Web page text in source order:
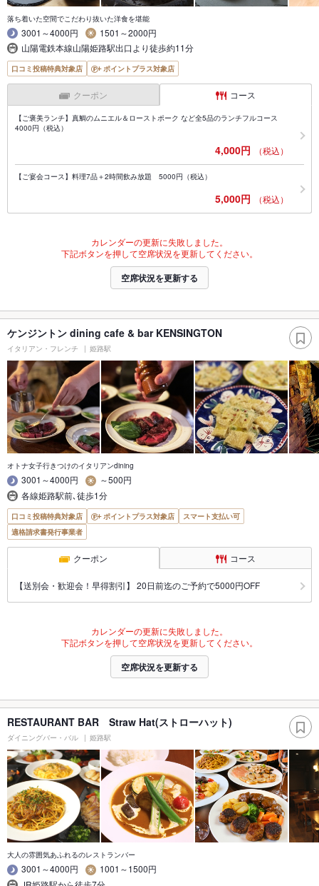
落ち着いた空間でこだわり抜いた洋食を堪能
3001～4000円
1501～2000円
山陽電鉄本線山陽姫路駅出口より徒歩約11分
口コミ投稿特典対象店 ポイントプラス対象店
クーポン コース
【ご褒美ランチ】真鯛のムニエル＆ローストポーク など全5品のランチフルコース
4000円（税込）
4,000円 （税込）
【ご宴会コース】料理7品＋2時間飲み放題 5000円（税込）
5,000円 （税込）
カレンダーの更新に失敗しました。
下記ボタンを押して空席状況を更新してください。
空席状況を更新する
ケンジントン dining cafe & bar KENSINGTON
イタリアン・フレンチ 姫路駅
オトナ女子行きつけのイタリアンdining
3001～4000円
～500円
各線姫路駅前､徒歩1分
口コミ投稿特典対象店 ポイントプラス対象店
スマート支払い可
適格請求書発行事業者
クーポン コース
【送別会・歓迎会！早得割引】 20日前迄のご予約で5000円OFF
カレンダーの更新に失敗しました。
下記ボタンを押して空席状況を更新してください。
空席状況を更新する
RESTAURANT BAR Straw Hat(ストローハット)
ダイニングバー・バル 姫路駅
大人の雰囲気あふれるのレストランバー
3001～4000円
1001～1500円